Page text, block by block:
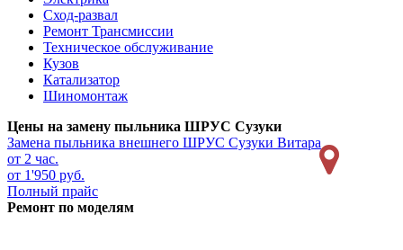
Сход-развал
Ремонт Трансмиссии
Техническое обслуживание
Кузов
Катализатор
Шиномонтаж
Цены на замену пыльника ШРУС Сузуки
Замена пыльника внешнего ШРУС Сузуки Витара
от 2 час.
от 1'950 руб.
Полный прайс
Ремонт по моделям